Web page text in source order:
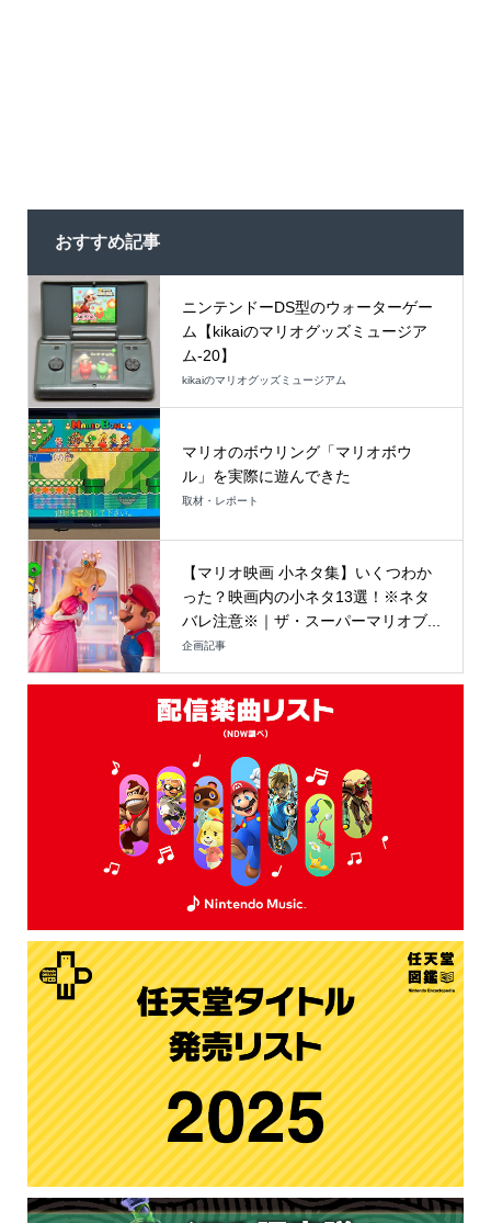
おすすめ記事
ニンテンドーDS型のウォーターゲー
ム【kikaiのマリオグッズミュージア
ム-20】
kikaiのマリオグッズミュージアム
マリオのボウリング「マリオボウ
ル」を実際に遊んできた
取材・レポート
【マリオ映画 小ネタ集】いくつわか
った？映画内の小ネタ13選！※ネタ
バレ注意※｜ザ・スーパーマリオブ...
企画記事